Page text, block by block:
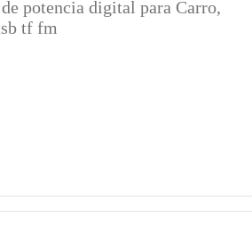
potencia digital para Carro,
tf fm
-50%
$ 93.800